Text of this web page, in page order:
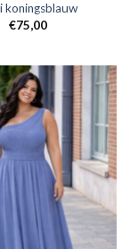
koningsblauw
€75,00